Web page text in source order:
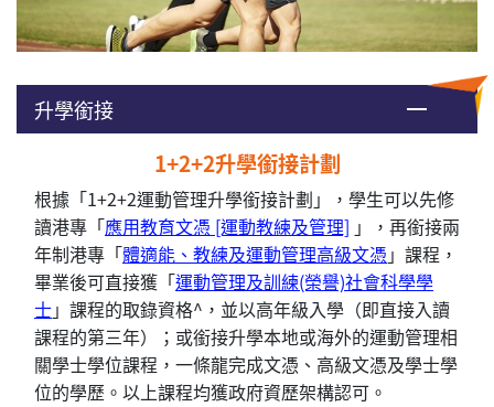
升學銜接
1+2+2升學銜接計劃
根據「1+2+2運動管理升學銜接計劃」， 學生可以先修
讀港專「應用教育文憑 [運動教練及管理] 」，再銜接兩
年制港專「體適能、教練及運動管理高級文憑 」課程，
畢業後可直接獲「運動管理及訓練(榮譽)社會科學學
士」課程的取錄資格^， 並以高年級入學（即直接入讀
課程的第三年）；或銜接升學本地或海外的運動管理相
關學士學位課程 ，一條龍完成文憑、高級文憑及學士學
位的學歷。以上課程均獲政府資歷架構認可。